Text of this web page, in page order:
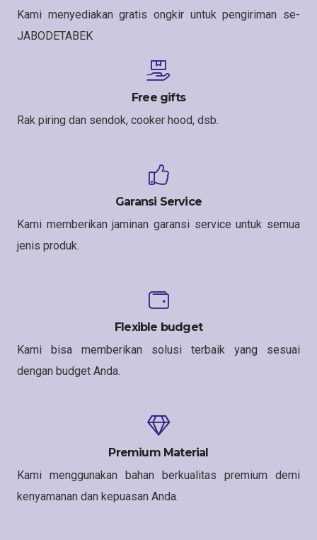
Kami menyediakan gratis ongkir untuk pengiriman se-
JABODETABEK
Free gifts
Rak piring dan sendok, cooker hood, dsb.
Garansi Service
Kami memberikan jaminan garansi service untuk semua
jenis produk.
Flexible budget
Kami bisa memberikan solusi terbaik yang sesuai
dengan budget Anda.
Premium Material
Kami menggunakan bahan berkualitas premium demi
kenyamanan dan kepuasan Anda.